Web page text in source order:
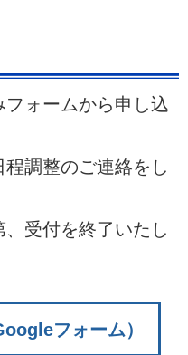
ォームから申し込
調整のご連絡をし
受付を終了いたし
フォーム）